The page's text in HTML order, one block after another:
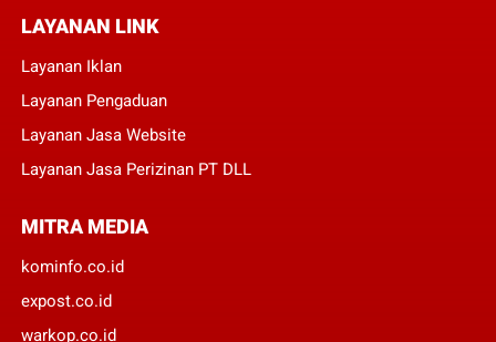
LAYANAN LINK
Layanan Iklan
Layanan Pengaduan
Layanan Jasa Website
Layanan Jasa Perizinan PT DLL
MITRA MEDIA
kominfo.co.id
expost.co.id
warkop.co.id